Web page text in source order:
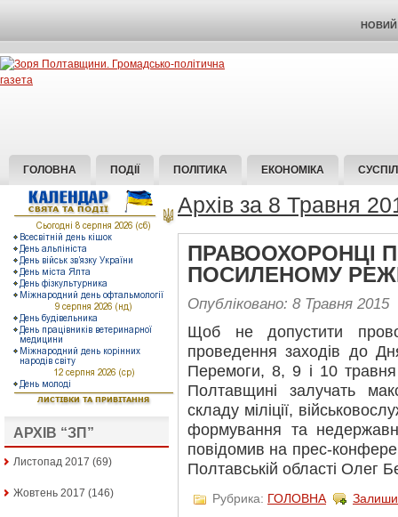
НОВИЙ
ГОЛОВНА ПОДІЇ ПОЛІТИКА ЕКОНОМІКА
АРХІВ “ЗП”
Листопад 2017 (69)
Жовтень 2017 (146)
Архів за 8 Травня
ПРАВООХОРОНЦІ
ПОСИЛЕНОМУ
Опубліковано: 8 Травня 2015
Щоб не допустити
проведення заходів до
Перемоги, 8, 9 і 10
Полтавщині залучать
складу міліції,
формування та
повідомив на прес-
Полтавській області Олег
Рубрика: ГОЛОВНА